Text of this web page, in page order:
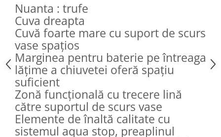
Nuanta : trufe
Cuva dreapta
Cuvă foarte mare cu suport de scurs
vase spațios
Marginea pentru baterie pe întreaga
lățime a chiuvetei oferă spațiu
suficient
Zonă funcțională cu trecere lină
către suportul de scurs vase
Elemente de înaltă calitate cu
sistemul aqua stop, preaplinul